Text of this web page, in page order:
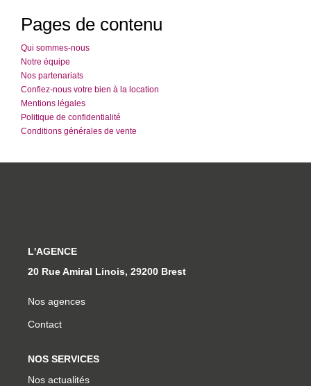
Pages de contenu
Qui sommes-nous
Notre équipe
Nos partenariats
Confiez-nous votre bien à la location
Mentions légales
Politique de confidentialité
Conditions générales de vente
L'AGENCE
20 Rue Amiral Linois, 29200 Brest
Nos agences
Contact
NOS SERVICES
Nos actualités